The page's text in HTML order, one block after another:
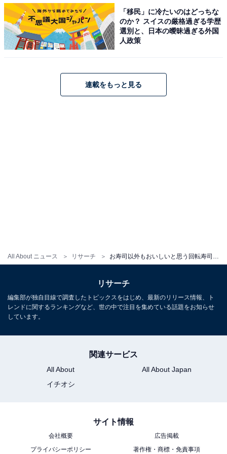
All About ニュース リサーチ
1位は、159票で「スシロー」が選ばれました！
スシローのサイドメニューは、TOP3の中では最も少な
印象です。寿司ネタの種類や限定メニューが豊富なた
め、しっかりと脇を固めたラインナップになっていま
※コメントは回答者の原文ママです
今だからこそ行きたい回転寿司チェーンランキング！ 2
位「はま寿司」、1位は？
「#回転寿司テロ」に負けずがんばってほしいと思う回
「移民」に冷たいのはどっちな
のか？ スイスの厳格過ぎる学歴
選別と、日本の曖昧過ぎる外国
人政策
連載をもっと見る
リサーチ
編集部が独自目線で調査したトピックスをはじめ、最新のリリース情報、ト
レンドに関するランキングなど、世の中で注目を集めている話題をお知らせ
しています。
関連サービス
All About
All About Japan
イチオシ
サイト情報
会社概要
広告掲載
プライバシーポリシー
著作権・商標・免責事項